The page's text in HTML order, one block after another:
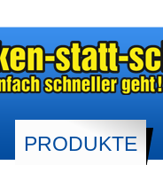
PRODUKTE